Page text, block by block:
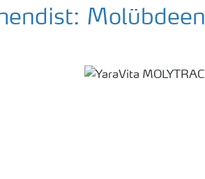
Molübdeen